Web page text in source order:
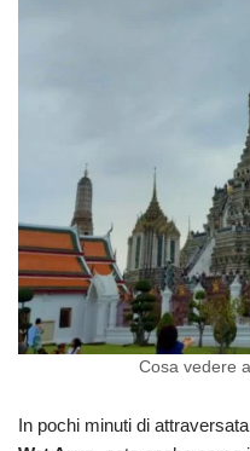
Cosa vedere
In pochi minuti di